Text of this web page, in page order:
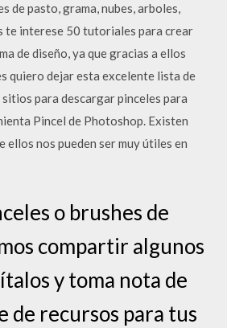
de pasto, grama, nubes, arboles,
te interese 50 tutoriales para crear
de diseño, ya que gracias a ellos
quiero dejar esta excelente lista de
para descargar pinceles para
Pincel de Photoshop. Existen
nos pueden ser muy útiles en
o brushes de
compartir algunos
y toma nota de
de recursos para tus